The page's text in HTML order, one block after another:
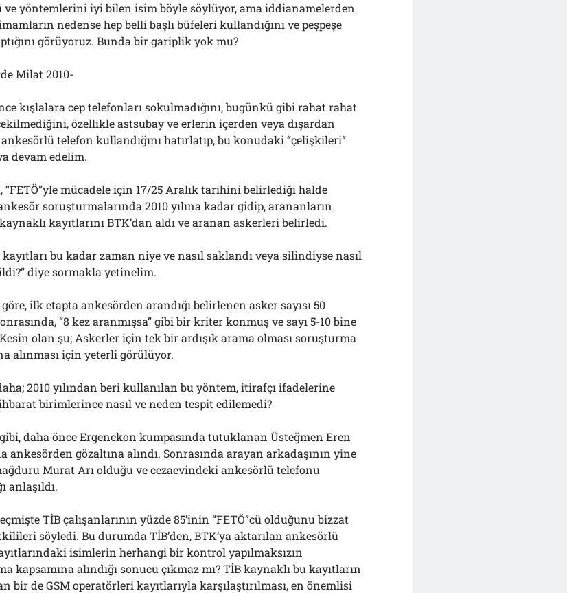
ve yöntemlerini iyi bilen isim böyle söylüyor, ama iddianamelerden
nedense hep belli başlı büfeleri kullandığını ve peşpeşe
görüyoruz. Bunda bir gariplik yok mu?
Milat 2010-
kışlalara cep telefonları sokulmadığını, bugünkü gibi rahat rahat
özellikle astsubay ve erlerin içerden veya dışardan
telefon kullandığını hatırlatıp, bu konudaki “çelişkileri”
devam edelim.
“FETÖ”yle mücadele için 17/25 Aralık tarihini belirlediği halde
soruşturmalarında 2010 yılına kadar gidip, arananların
kayıtlarını BTK’dan aldı ve aranan askerleri belirledi.
bu kadar zaman niye ve nasıl saklandı veya silindiyse nasıl
diye sormakla yetinelim.
ilk etapta ankesörden arandığı belirlenen asker sayısı 50
“8 kez aranmışsa” gibi bir kriter konmuş ve sayı 5-10 bine
olan şu; Askerler için tek bir ardışık arama olması soruşturma
alınması için yeterli görülüyor.
2010 yılından beri kullanılan bu yöntem, itirafçı ifadelerine
birimlerince nasıl ve neden tespit edilemedi?
daha önce Ergenekon kumpasında tutuklanan Üsteğmen Eren
ankesörden gözaltına alındı. Sonrasında arayan arkadaşının yine
Murat Arı olduğu ve cezaevindeki ankesörlü telefonu
anlaşıldı.
TİB çalışanlarının yüzde 85’inin “FETÖ”cü olduğunu bizzat
söyledi. Bu durumda TİB’den, BTK’ya aktarılan ankesörlü
isimlerin herhangi bir kontrol yapılmaksızın
kapsamına alındığı sonucu çıkmaz mı? TİB kaynaklı bu kayıtların
bir de GSM operatörleri kayıtlarıyla karşılaştırılması, en önemlisi